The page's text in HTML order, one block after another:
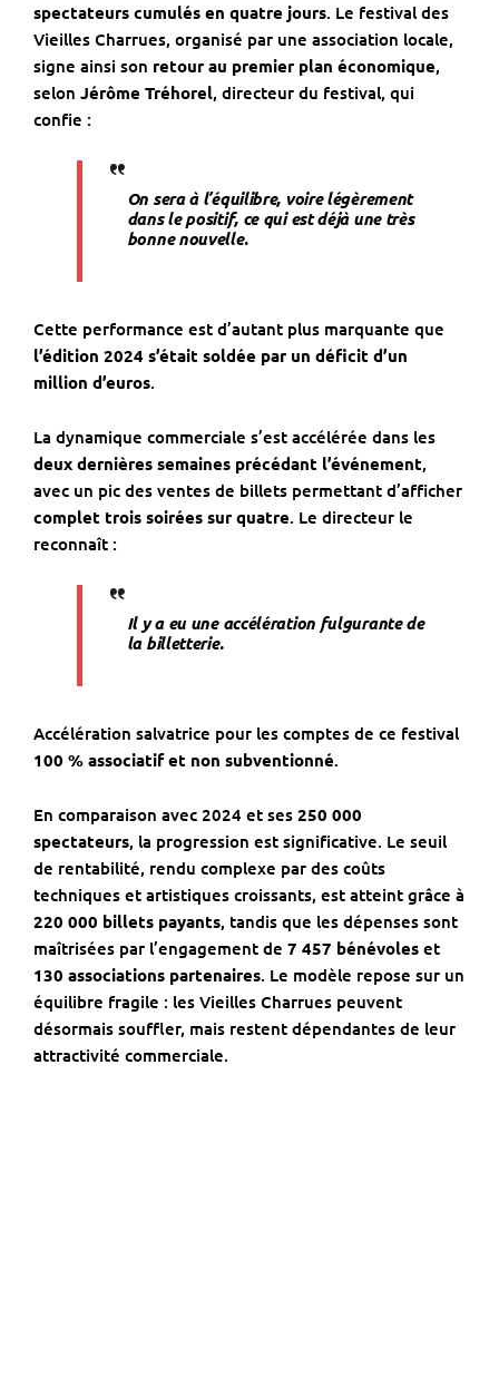
spectateurs cumulés en quatre jours. Le festival des
Vieilles Charrues, organisé par une association locale,
signe ainsi son retour au premier plan économique,
selon Jérôme Tréhorel, directeur du festival, qui
confie :
On sera à l’équilibre, voire légèrement
dans le positif, ce qui est déjà une très
bonne nouvelle.
Cette performance est d’autant plus marquante que
l’édition 2024 s’était soldée par un déficit d’un
million d’euros.
La dynamique commerciale s’est accélérée dans les
deux dernières semaines précédant l’événement,
avec un pic des ventes de billets permettant d’afficher
complet trois soirées sur quatre. Le directeur le
reconnaît :
Il y a eu une accélération fulgurante de
la billetterie.
Accélération salvatrice pour les comptes de ce festival
100 % associatif et non subventionné.
En comparaison avec 2024 et ses 250 000
spectateurs, la progression est significative. Le seuil
de rentabilité, rendu complexe par des coûts
techniques et artistiques croissants, est atteint grâce à
220 000 billets payants, tandis que les dépenses sont
maîtrisées par l’engagement de 7 457 bénévoles et
130 associations partenaires. Le modèle repose sur un
équilibre fragile : les Vieilles Charrues peuvent
désormais souffler, mais restent dépendantes de leur
attractivité commerciale.